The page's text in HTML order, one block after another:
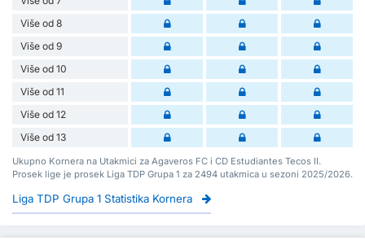
Više od 8
Više od 9
Više od 10
Više od 11
Više od 12
Više od 13
Ukupno Kornera na Utakmici za Agaveros FC i CD Estudiantes Tecos II.
Prosek lige je prosek Liga TDP Grupa 1 za 2494 utakmica u sezoni 2025/2026.
Liga TDP Grupa 1 Statistika Kornera